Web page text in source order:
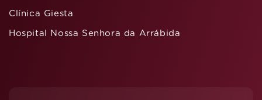
Clínica Giesta
Hospital Nossa Senhora da Arrábida